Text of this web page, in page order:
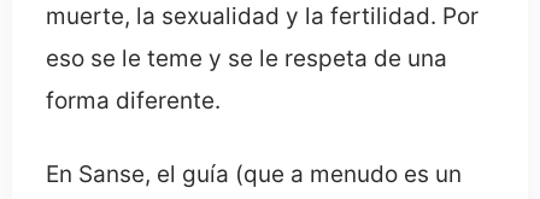
muerte, la sexualidad y la fertilidad. Por
eso se le teme y se le respeta de una
forma diferente.
En Sanse, el guía (que a menudo es un